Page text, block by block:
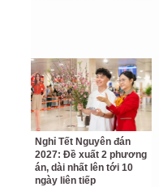
Nghỉ Tết Nguyên đán
2027: Đề xuất 2 phương
án, dài nhất lên tới 10
ngày liên tiếp